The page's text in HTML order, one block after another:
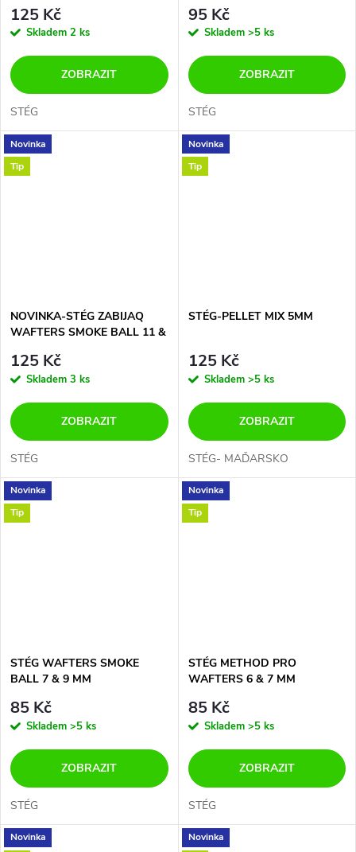
125 Kč
Skladem 2 ks
ZOBRAZIT
STÉG
95 Kč
Skladem >5 ks
ZOBRAZIT
STÉG
Novinka
Tip
NOVINKA-STÉG ZABIJAQ
WAFTERS SMOKE BALL 11 &
125 Kč
Skladem 3 ks
ZOBRAZIT
STÉG
Novinka
Tip
STÉG-PELLET MIX 5MM
125 Kč
Skladem >5 ks
ZOBRAZIT
STÉG- MAĎARSKO
Novinka
Tip
STÉG WAFTERS SMOKE
BALL 7 & 9 MM
85 Kč
Skladem >5 ks
ZOBRAZIT
STÉG
Novinka
Tip
STÉG METHOD PRO
WAFTERS 6 & 7 MM
85 Kč
Skladem >5 ks
ZOBRAZIT
STÉG
Novinka Novinka